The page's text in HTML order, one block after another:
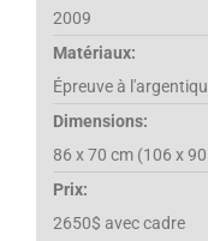
2009
Matériaux:
Épreuve à
Dimensions:
86 x 70 cm (106 x
Prix:
2650$ avec cadre